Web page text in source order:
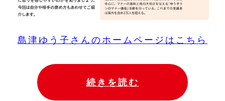
島津ゆう子さんのホームページはこちら
続きを読む